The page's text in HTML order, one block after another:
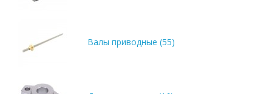
Валы приводные (55)